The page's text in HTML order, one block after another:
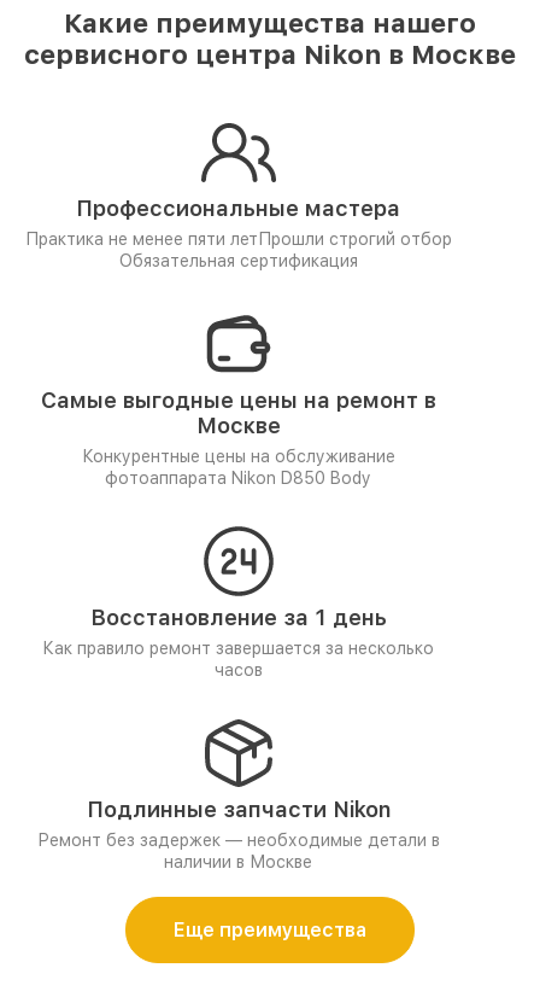
Какие преимущества нашего
сервисного центра Nikon в Москве
Профессиональные мастера
Практика не менее пяти лет Прошли строгий отбор
Обязательная сертификация
Самые выгодные цены на ремонт в
Москве
Конкурентные цены на обслуживание
фотоаппарата Nikon D850 Body
Восстановление за 1 день
Как правило ремонт завершается за несколько
часов
Подлинные запчасти Nikon
Ремонт без задержек — необходимые детали в
наличии в Москве
Еще преимущества